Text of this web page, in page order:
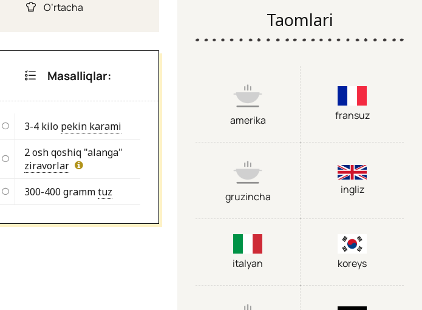
O’rtacha
Masalliqlar:
3-4 kilo pekin karami
2 osh qoshiq "alanga"
ziravorlar
300-400 grammtuz
Taomlari
amerika fransuz
gruzincha
ingliz
italyan koreys